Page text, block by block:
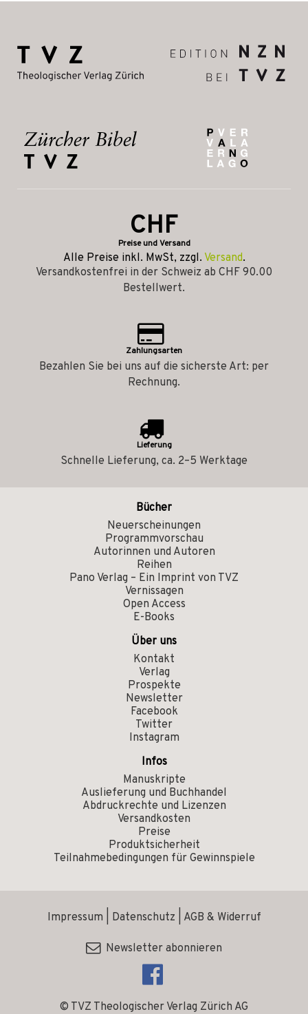
CHF
Preise und Versand
Alle Preise inkl. MwSt, zzgl. Versand.
Versandkostenfrei in der Schweiz ab CHF 90.00
Bestellwert.
Zahlungsarten
Bezahlen Sie bei uns auf die sicherste Art: per
Rechnung.
Lieferung
Schnelle Lieferung, ca. 2–5 Werktage
Bücher
Neuerscheinungen
Programmvorschau
Autorinnen und Autoren
Reihen
Pano Verlag – Ein Imprint von TVZ
Vernissagen
Open Access
E-Books
Über uns
Kontakt
Verlag
Prospekte
Newsletter
Facebook
Twitter
Instagram
Infos
Manuskripte
Auslieferung und Buchhandel
Abdruckrechte und Lizenzen
Versandkosten
Preise
Produktsicherheit
Teilnahmebedingungen für Gewinnspiele
© TVZ Theologischer Verlag Zürich AG
Impressum Datenschutz AGB & Widerruf
Newsletter abonnieren